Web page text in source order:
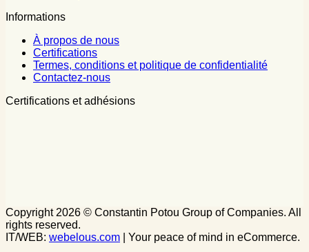
Informations
À propos de nous
Certifications
Termes, conditions et politique de confidentialité
Contactez-nous
Certifications et adhésions
Copyright 2026 © Constantin Potou Group of Companies. All
rights reserved.
IT/WEB: webelous.com | Your peace of mind in eCommerce.